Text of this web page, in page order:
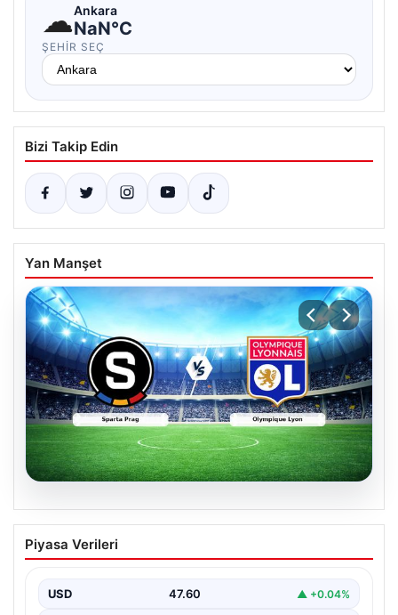
☁Ankara
NaN°C
ŞEHIR SEÇ
Bizi Takip Edin
Yan Manşet
05.08.2026
(Özet) Sparta Prag – Olympique Lyon
Maçı Özeti ve Tüm Önemli Anları
Piyasa Verileri
USD 47.60 ▲ +0.04%